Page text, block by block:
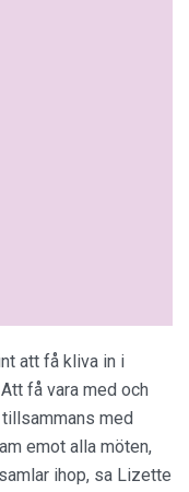
att få kliva in i
få vara med och
med
emot alla möten,
ihop, sa Lizette